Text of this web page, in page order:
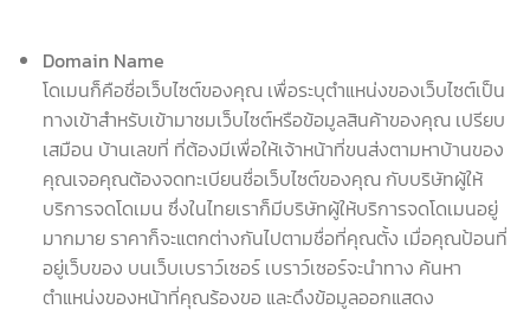
Domain Name
โดเมนก็คือชื่อเว็บไซต์ของคุณ เพื่อระบุตำแหน่งของเว็บไซต์เป็น
ทางเข้าสำหรับเข้ามาชมเว็บไซต์หรือข้อมูลสินค้าของคุณ เปรียบ
เสมือน บ้านเลขที่ ที่ต้องมีเพื่อให้เจ้าหน้าที่ขนส่งตามหาบ้านของ
คุณเจอคุณต้องจดทะเบียนชื่อเว็บไซต์ของคุณ กับบริษัทผู้ให้
บริการจดโดเมน ซึ่งในไทยเราก็มีบริษัทผู้ให้บริการจดโดเมนอยู่
มากมาย ราคาก็จะแตกต่างกันไปตามชื่อที่คุณตั้ง เมื่อคุณป้อนที่
อยู่เว็บของ บนเว็บเบราว์เซอร์ เบราว์เซอร์จะนำทาง ค้นหา
ตำแหน่งของหน้าที่คุณร้องขอ และดึงข้อมูลออกแสดง